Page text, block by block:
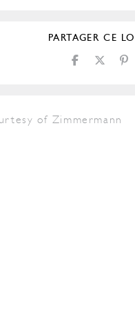
PARTAGER CE
of Zimmermann